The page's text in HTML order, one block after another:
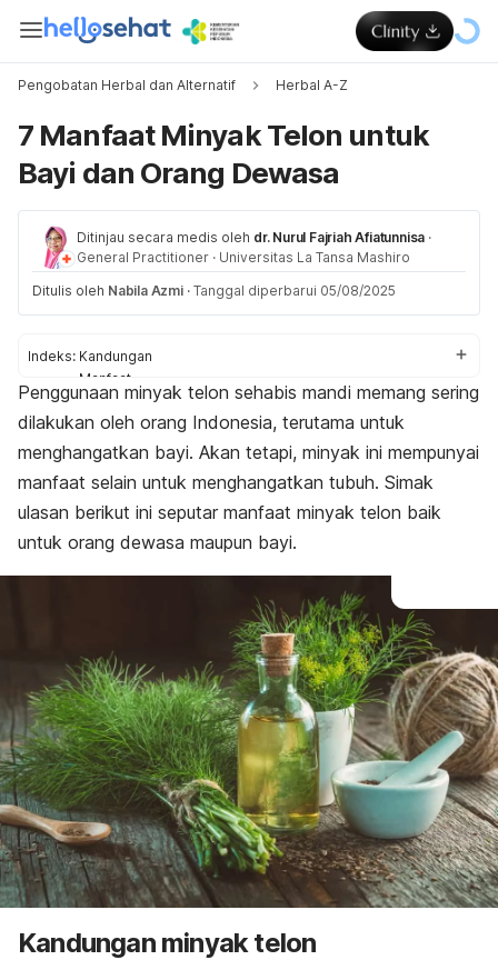
Pengobatan Herbal dan Alternatif Herbal A-Z
7 Manfaat Minyak Telon untuk
Bayi dan Orang Dewasa
Ditinjau secara medis oleh dr. Nurul Fajriah Afiatunnisa ·
General Practitioner · Universitas La Tansa Mashiro
Ditulis oleh Nabila Azmi · Tanggal diperbarui 05/08/2025
Indeks: Kandungan
Manfaat
Efek samping
Penggunaan minyak telon sehabis mandi memang sering
dilakukan oleh orang Indonesia, terutama untuk
menghangatkan bayi. Akan tetapi, minyak ini mempunyai
manfaat selain untuk menghangatkan tubuh. Simak
ulasan berikut ini seputar manfaat minyak telon baik
untuk orang dewasa maupun bayi.
Kandungan minyak telon